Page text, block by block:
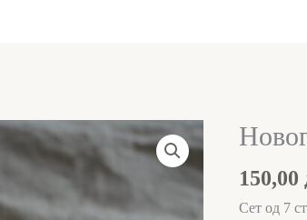
150,00
Сет од 7
количина